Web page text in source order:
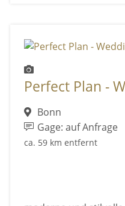
Perfect Plan -
Bonn
Gage: auf Anfrage
ca. 59 km entfernt